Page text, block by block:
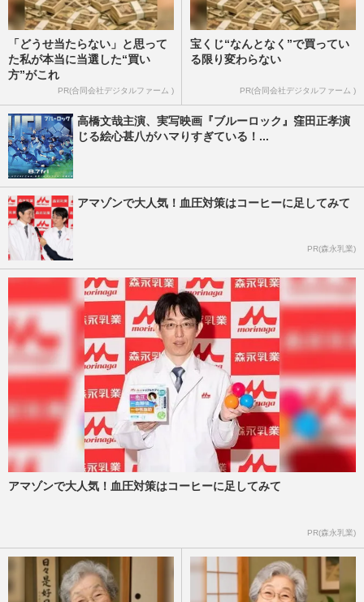
「どうせ当たらない」と思って
た私が本当に当選した“買い
方”がこれ
PR(合同会社デジタルファーム )
宝くじ“なんとなく”で買ってい
る限り変わらない
PR(合同会社デジタルファーム )
高橋文哉主演、実写映画『ブルーロック』窪田正孝演
じる絵心甚八がハマりすぎている！...
アマゾンで大人気！血圧対策はコーヒーに足してみて
PR(森永乳業)
アマゾンで大人気！血圧対策はコーヒーに足してみて
PR(森永乳業)